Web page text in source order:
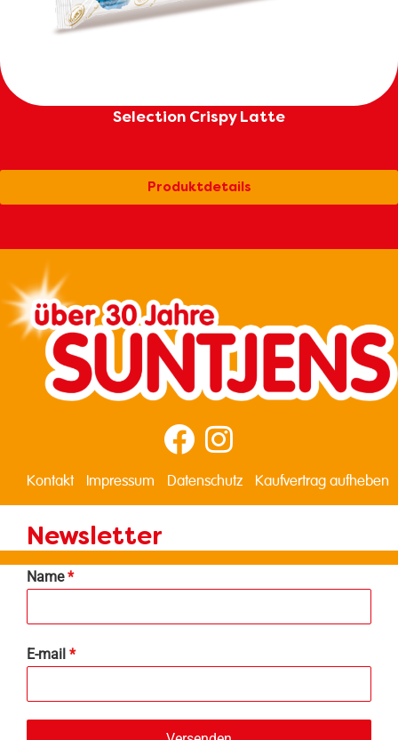
Selection Crispy Latte
Produktdetails
Newsletter
Name*
E-mail *
Kontakt Impressum Datenschutz Kaufvertrag aufheben